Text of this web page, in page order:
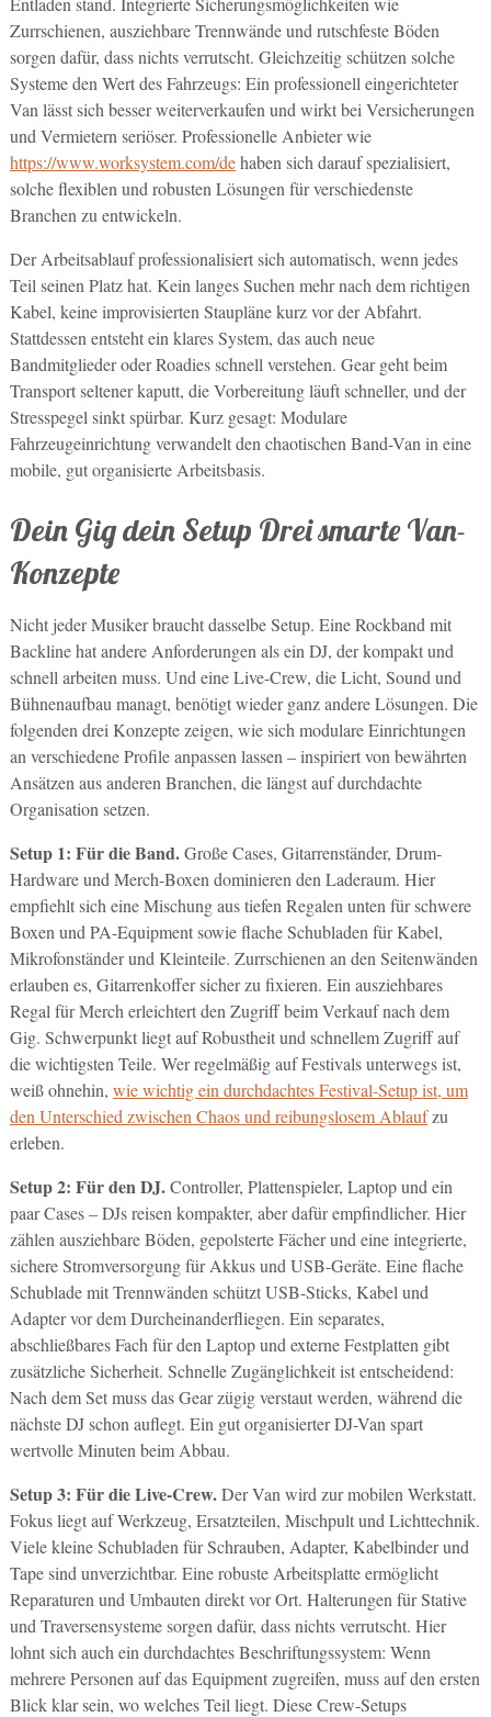
Zurrschienen, ausziehbare Trennwände und rutschfeste Böden
sorgen dafür, dass nichts verrutscht. Gleichzeitig schützen solche
Systeme den Wert des Fahrzeugs: Ein professionell eingerichteter
Van lässt sich besser weiterverkaufen und wirkt bei Versicherungen
und Vermietern seriöser. Professionelle Anbieter wie
https://www.worksystem.com/dehaben sich darauf spezialisiert,
solche flexiblen und robusten Lösungen für verschiedenste
Branchen zu entwickeln.
Der Arbeitsablauf professionalisiert sich automatisch, wenn jedes
Teil seinen Platz hat. Kein langes Suchen mehr nach dem richtigen
Kabel, keine improvisierten Staupläne kurz vor der Abfahrt.
Stattdessen entsteht ein klares System, das auch neue
Bandmitglieder oder Roadies schnell verstehen. Gear geht beim
Transport seltener kaputt, die Vorbereitung läuft schneller, und der
Stresspegel sinkt spürbar. Kurz gesagt: Modulare
Fahrzeugeinrichtung verwandelt den chaotischen Band-Van in eine
mobile, gut organisierte Arbeitsbasis.
Dein Gig dein Setup Drei smarte Van-
Konzepte
Nicht jeder Musiker braucht dasselbe Setup. Eine Rockband mit
Backline hat andere Anforderungen als ein DJ, der kompakt und
schnell arbeiten muss. Und eine Live-Crew, die Licht, Sound und
Bühnenaufbau managt, benötigt wieder ganz andere Lösungen. Die
folgenden drei Konzepte zeigen, wie sich modulare Einrichtungen
an verschiedene Profile anpassen lassen – inspiriert von bewährten
Ansätzen aus anderen Branchen, die längst auf durchdachte
Organisation setzen.
Setup 1: Für die Band.Große Cases, Gitarrenständer, Drum-
Hardware und Merch-Boxen dominieren den Laderaum. Hier
empfiehlt sich eine Mischung aus tiefen Regalen unten für schwere
Boxen und PA-Equipment sowie flache Schubladen für Kabel,
Mikrofonständer und Kleinteile. Zurrschienen an den Seitenwänden
erlauben es, Gitarrenkoffer sicher zu fixieren. Ein ausziehbares
Regal für Merch erleichtert den Zugriff beim Verkauf nach dem
Gig. Schwerpunkt liegt auf Robustheit und schnellem Zugriff auf
die wichtigsten Teile. Wer regelmäßig auf Festivals unterwegs ist,
weiß ohnehin, wie wichtig ein durchdachtes Festival-Setup ist, um
den Unterschied zwischen Chaos und reibungslosem Ablaufzu
erleben.
Setup 2: Für den DJ.Controller, Plattenspieler, Laptop und ein
paar Cases – DJs reisen kompakter, aber dafür empfindlicher. Hier
zählen ausziehbare Böden, gepolsterte Fächer und eine integrierte,
sichere Stromversorgung für Akkus und USB-Geräte. Eine flache
Schublade mit Trennwänden schützt USB-Sticks, Kabel und
Adapter vor dem Durcheinanderfliegen. Ein separates,
abschließbares Fach für den Laptop und externe Festplatten gibt
zusätzliche Sicherheit. Schnelle Zugänglichkeit ist entscheidend:
Nach dem Set muss das Gear zügig verstaut werden, während die
nächste DJ schon auflegt. Ein gut organisierter DJ-Van spart
wertvolle Minuten beim Abbau.
Setup 3: Für die Live-Crew.Der Van wird zur mobilen Werkstatt.
Fokus liegt auf Werkzeug, Ersatzteilen, Mischpult und Lichttechnik.
Viele kleine Schubladen für Schrauben, Adapter, Kabelbinder und
Tape sind unverzichtbar. Eine robuste Arbeitsplatte ermöglicht
Reparaturen und Umbauten direkt vor Ort. Halterungen für Stative
und Traversensysteme sorgen dafür, dass nichts verrutscht. Hier
lohnt sich auch ein durchdachtes Beschriftungssystem: Wenn
mehrere Personen auf das Equipment zugreifen, muss auf den ersten
Blick klar sein, wo welches Teil liegt. Diese Crew-Setups